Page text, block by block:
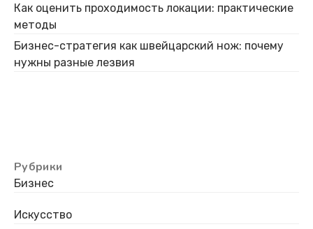
Как оценить проходимость локации: практические
методы
Бизнес-стратегия как швейцарский нож: почему
нужны разные лезвия
Рубрики
Бизнес
Искусство